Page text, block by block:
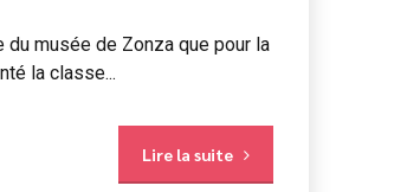
musée de Zonza que pour la
la classe...
Lire la suite